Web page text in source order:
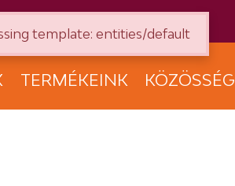
TERMÉKEINK KÖZÖSSÉG
template: entities/default